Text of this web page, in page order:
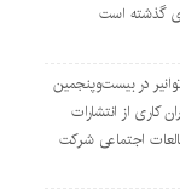
گذشته است
در بیست‌وپنجمین
کاری از انتشارات
اجتماعی شرکت